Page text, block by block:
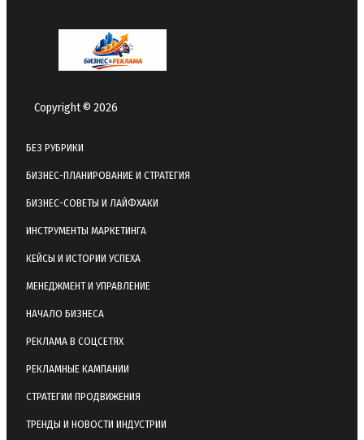
Copyright © 2026
БЕЗ РУБРИКИ
БИЗНЕС-ПЛАНИРОВАНИЕ И СТРАТЕГИЯ
БИЗНЕС-СОВЕТЫ И ЛАЙФХАКИ
ИНСТРУМЕНТЫ МАРКЕТИНГА
КЕЙСЫ И ИСТОРИИ УСПЕХА
МЕНЕДЖМЕНТ И УПРАВЛЕНИЕ
НАЧАЛО БИЗНЕСА
РЕКЛАМА В СОЦСЕТЯХ
РЕКЛАМНЫЕ КАМПАНИИ
СТРАТЕГИИ ПРОДВИЖЕНИЯ
ТРЕНДЫ И НОВОСТИ ИНДУСТРИИ